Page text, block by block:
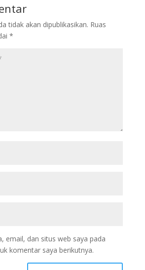
tidak akan dipublikasikan. Ruas
*
email, dan situs web saya pada
komentar saya berikutnya.